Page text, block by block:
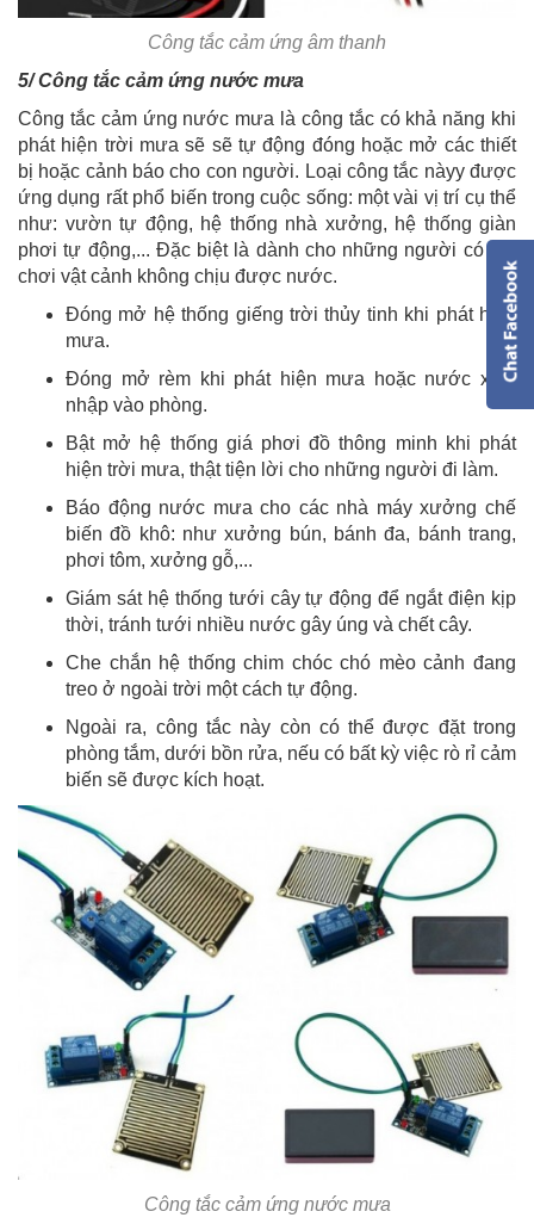
Công tắc cảm ứng âm thanh
5/ Công tắc cảm ứng nước mưa
Công tắc cảm ứng nước mưa là công tắc có khả năng khi
phát hiện trời mưa sẽ sẽ tự động đóng hoặc mở các thiết
bị hoặc cảnh báo cho con người. Loại công tắc nàyy được
ứng dụng rất phổ biến trong cuộc sống: một vài vị trí cụ thể
như: vườn tự động, hệ thống nhà xưởng, hệ thống giàn
phơi tự động,... Đặc biệt là dành cho những người có thú
chơi vật cảnh không chịu được nước.
Đóng mở hệ thống giếng trời thủy tinh khi phát hiện
mưa.
Đóng mở rèm khi phát hiện mưa hoặc nước xâm
nhập vào phòng.
Bật mở hệ thống giá phơi đồ thông minh khi phát
hiện trời mưa, thật tiện lời cho những người đi làm.
Báo động nước mưa cho các nhà máy xưởng chế
biến đồ khô: như xưởng bún, bánh đa, bánh trang,
phơi tôm, xưởng gỗ,...
Giám sát hệ thống tưới cây tự động để ngắt điện kịp
thời, tránh tưới nhiều nước gây úng và chết cây.
Che chắn hệ thống chim chóc chó mèo cảnh đang
treo ở ngoài trời một cách tự động.
Ngoài ra, công tắc này còn có thể được đặt trong
phòng tắm, dưới bồn rửa, nếu có bất kỳ việc rò rỉ cảm
biến sẽ được kích hoạt.
Công tắc cảm ứng nước mưa